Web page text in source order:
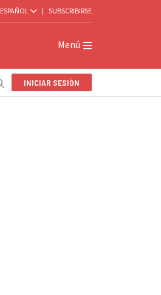
ESPAÑOL | SUBSCRIBIRSE
Menú
INICIAR SESIÓN